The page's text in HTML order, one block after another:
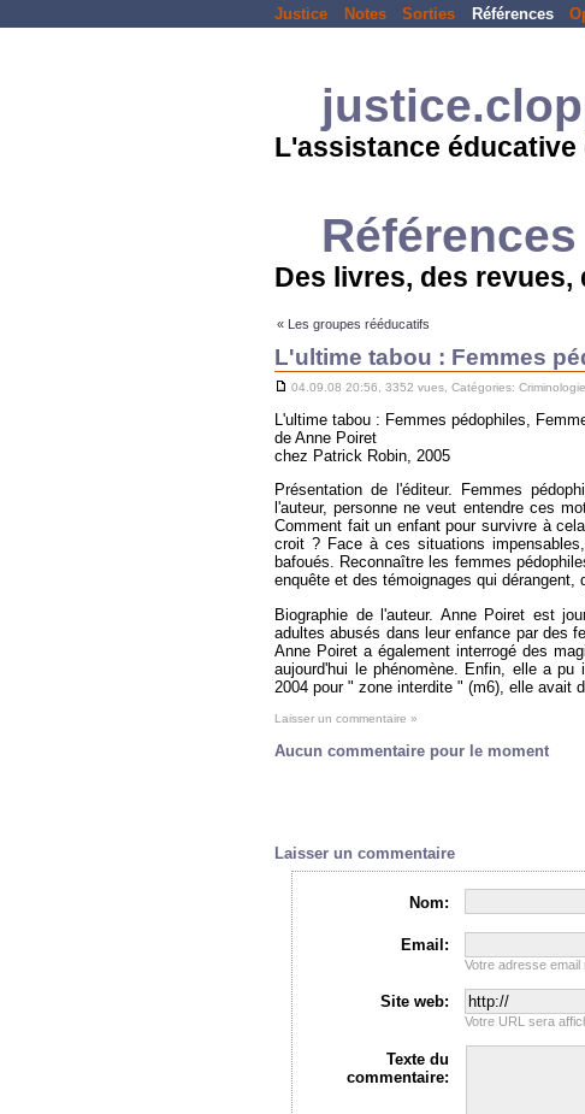
Justice Notes Sorties Références
L'assistance
Références
Des livres, des revues,
« Les groupes rééducatifs
L'ultime tabou : Femmes
04.09.08 20:56, 3352 vues, Catégories:Criminologie
L'ultime tabou : Femmes pédophiles,
de Anne Poiret
chez Patrick Robin, 2005
Présentation de l'éditeur. Femmes
l'auteur, personne ne veut entendre ces
Comment fait un enfant pour survivre à
croit ? Face à ces situations
bafoués. Reconnaître les femmes
enquête et des témoignages qui
Biographie de l'auteur. Anne Poiret est
adultes abusés dans leur enfance par des
Anne Poiret a également interrogé des
aujourd'hui le phénomène. Enfin, elle a
2004 pour " zone interdite " (m6), elle avait
Laisser un commentaire »
Aucun commentaire pour le moment
Laisser un commentaire
Nom:
Email:
Votre adresse
Site web:
Votre URL sera
Texte du
commentaire: